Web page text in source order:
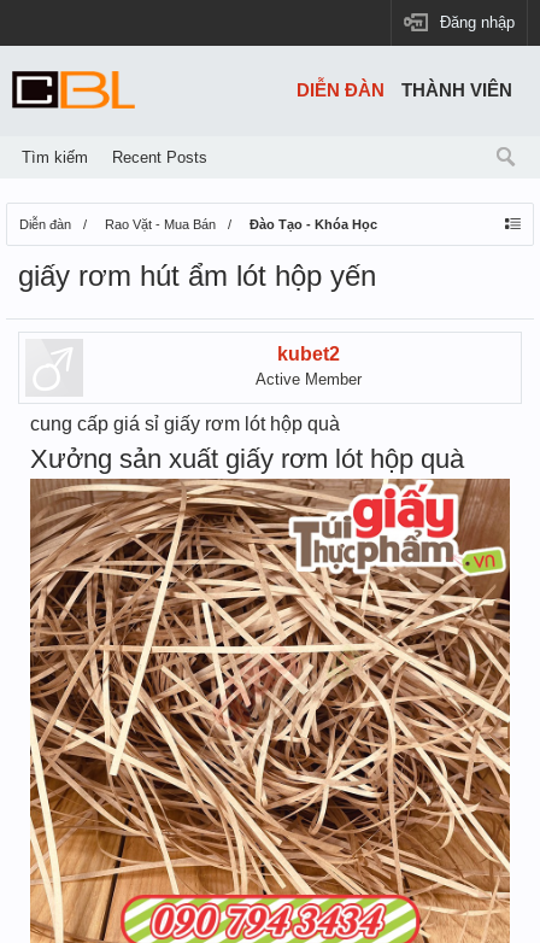
Đăng nhập
Diễn đàn Rao Vặt - Mua Bán Đào Tạo - Khóa Học
giấy rơm hút ẩm lót hộp yến
kubet2
Active Member
cung cấp giá sỉ giấy rơm lót hộp quà
Xưởng sản xuất giấy rơm lót hộp quà
DIỄN ĐÀN
Tìm kiếm Recent Posts
THÀNH VIÊN